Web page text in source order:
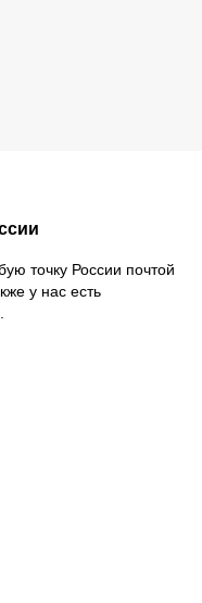
точку России почтой
у нас есть